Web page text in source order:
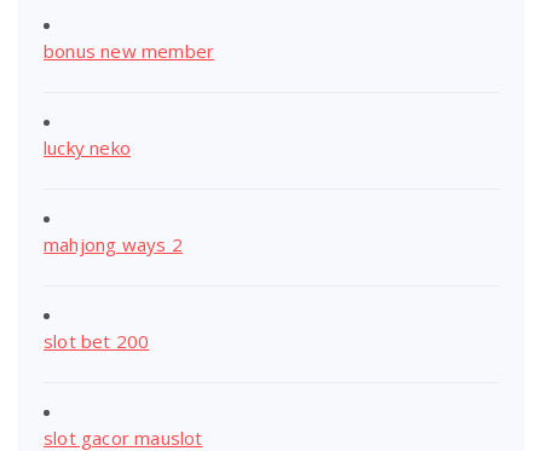
bonus new member
lucky neko
mahjong ways 2
slot bet 200
slot gacor mauslot